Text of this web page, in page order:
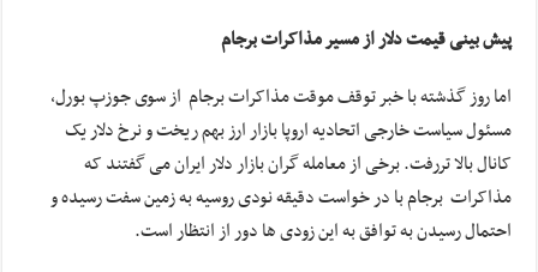
پیش بینی قیمت دلار از مسیر مذاکرات برجام
اما روز گذشته با خبر توقف موقت مذاکرات برجام از سوی جوزپ بورل،
مسئول سیاست خارجی اتحادیه اروپا بازار ارز بهم ریخت و نرخ دلار یک
کانال بالا تررفت. برخی از معامله گران بازار دلار ایران می گفتند که
مذاکرات برجام با در خواست دقیقه نودی روسیه به زمین سفت رسیده و
احتمال رسیدن به توافق به این زودی ها دور از انتظار است.